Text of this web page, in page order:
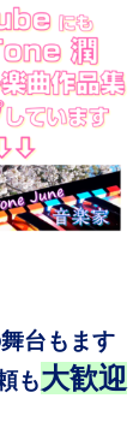
台もます
も大歓迎